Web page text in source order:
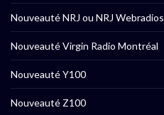
Nouveauté NRJ ou NRJ Webradios
Nouveauté Virgin Radio Montréal
Nouveauté Y100
Nouveauté Z100